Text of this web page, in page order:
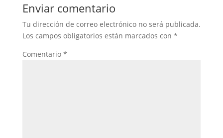
Enviar comentario
Tu dirección de correo electrónico no será publicada.
Los campos obligatorios están marcados con *
Comentario *